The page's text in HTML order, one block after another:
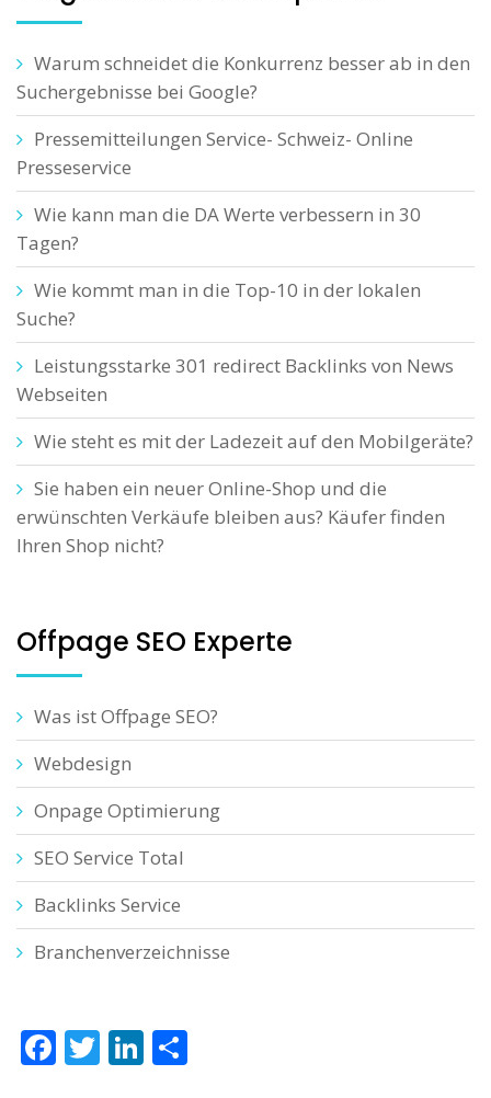
Warum schneidet die Konkurrenz besser ab in den
Suchergebnisse bei Google?
Pressemitteilungen Service- Schweiz- Online
Presseservice
Wie kann man die DA Werte verbessern in 30
Tagen?
Wie kommt man in die Top-10 in der lokalen
Suche?
Leistungsstarke 301 redirect Backlinks von News
Webseiten
Wie steht es mit der Ladezeit auf den Mobilgeräte?
Sie haben ein neuer Online-Shop und die
erwünschten Verkäufe bleiben aus? Käufer finden
Ihren Shop nicht?
Offpage SEO Experte
Was ist Offpage SEO?
Webdesign
Onpage Optimierung
SEO Service Total
Backlinks Service
Branchenverzeichnisse
Facebook
TwitterLinkedIn